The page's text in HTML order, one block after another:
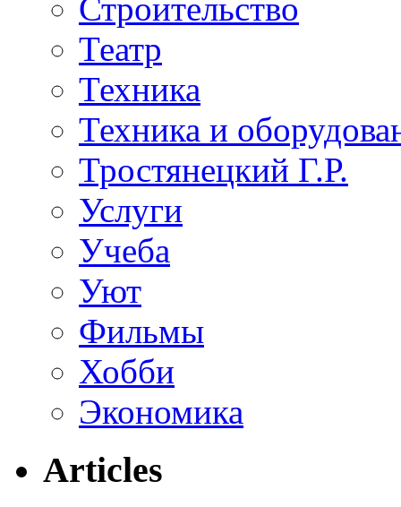
Строительство
Театр
Техника
Техника и
Тростянецкий Г.Р.
Услуги
Учеба
Уют
Фильмы
Хобби
Экономика
Articles